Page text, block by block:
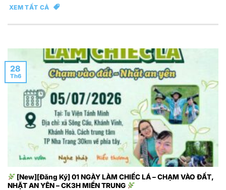
XEM TẤT CẢ
[New][Đăng Ký] 01 NGÀY LÀM CHIẾC LÁ – CHẠM VÀO ĐẤT,
NHẶT AN YÊN – CK3H MIỀN TRUNG
28
Th6